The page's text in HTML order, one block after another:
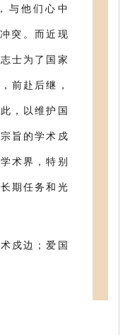
与他们心中
突。而近现
士为了国家
前赴后继，
，以维护国
旨的学术戍
术界，特别
期任务和光
戍边；爱国